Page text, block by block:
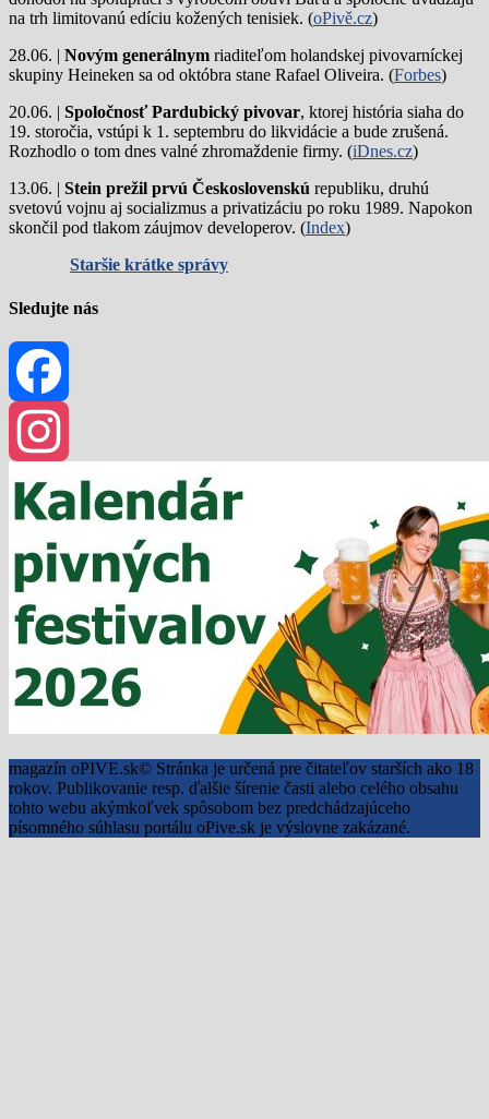
na trh limitovanú edíciu kožených tenisiek. (oPivě.cz)
28.06. | Novým generálnym riaditeľom holandskej pivovarníckej
skupiny Heineken sa od októbra stane Rafael Oliveira. (Forbes)
20.06. | Spoločnosť Pardubický pivovar, ktorej história siaha do
19. storočia, vstúpi k 1. septembru do likvidácie a bude zrušená.
Rozhodlo o tom dnes valné zhromaždenie firmy. (iDnes.cz)
13.06. | Stein prežil prvú Československú republiku, druhú
svetovú vojnu aj socializmus a privatizáciu po roku 1989. Napokon
skončil pod tlakom záujmov developerov. (Index)
Staršie krátke správy
Sledujte nás
Facebook
Instagram
magazín oPIVE.sk© Stránka je určená pre čitateľov starších ako 18
rokov. Publikovanie resp. ďalšie šírenie časti alebo celého obsahu
tohto webu akýmkoľvek spôsobom bez predchádzajúceho
písomného súhlasu portálu oPive.sk je výslovne zakázané.